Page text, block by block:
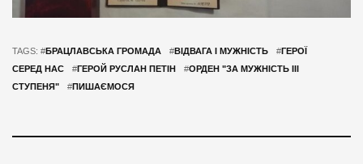
TAGS: #БРАЦЛАВСЬКА ГРОМАДА #ВІДВАГА І МУЖНІСТЬ #ГЕРОЇ
СЕРЕД НАС
#ГЕРОЙ РУСЛАН ПЕТІН #ОРДЕН "ЗА МУЖНІСТЬ III
СТУПЕНЯ"
#ПИШАЄМОСЯ